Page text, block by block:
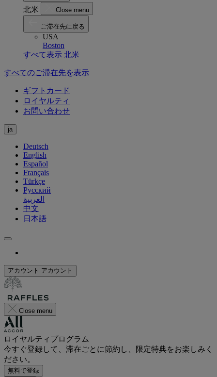
北米 Close menu
ご滞在先に戻る
USA
Boston
すべて表示 北米
すべてのご滞在先を表示
ギフトカード
ロイヤルティ
お問い合わせ
ja
Deutsch
English
Español
Français
Türkçe
Русский
العربية
中文
日本語
アカウント アカウント
Close menu
ロイヤルティプログラム
今すぐ登録して、滞在ごとに節約し、限定特典をお楽しみく
ださい。
無料で登録